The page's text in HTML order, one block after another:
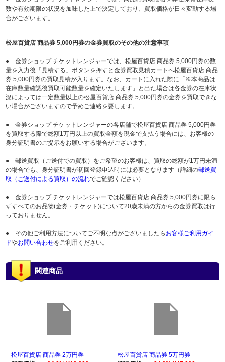
数や有効期限の状況を加味した上で決定しており、買取価格が日々変動する場
合がございます。
松屋百貨店 商品券 5,000円券の金券買取のその他の注意事項
● 金券ショップ チケットレンジャーでは、松屋百貨店 商品券 5,000円券の数
量を入力後「見積する」ボタンを押すと金券買取見積カートへ松屋百貨店 商品
券 5,000円券の買取見積が入ります。なお、カートに入れた際に「※本商品は
在庫数量確認後買取可能数量を確定いたします」と出た場合は各金券の在庫状
況によっては一定数量以上の松屋百貨店 商品券 5,000円券の金券を買取できな
い場合がございますので予めご連絡を要します。
● 金券ショップ チケットレンジャーの各店舗で松屋百貨店 商品券 5,000円券
を買取する際で総額1万円以上の買取金額を現金で支払う場合には、お客様の
身分証明書のご提示をお願いする場合がございます。
● 郵送買取（ご送付での買取）をご希望のお客様は、買取の総額が1万円未満
の場合でも、身分証明書が初回登録申込時には必要となります（詳細の郵送買
取（ご送付による買取）の流れでご確認ください）
● 金券ショップ チケットレンジャーでは松屋百貨店 商品券 5,000円券に限ら
ずすべてのお品物(金券・チケット)について20歳未満の方からの金券買取は行
っておりません。
● その他ご利用方法についてご不明な点がございましたら お客様ご利用ガイ
ドやお問い合わせをご利用ください。
関連商品
松屋百貨店 商品券 2万円券
松屋百貨店 商品券 5万円券